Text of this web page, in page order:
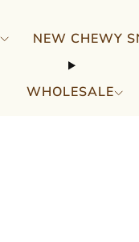
NEW CHEWY
WHOLESALE